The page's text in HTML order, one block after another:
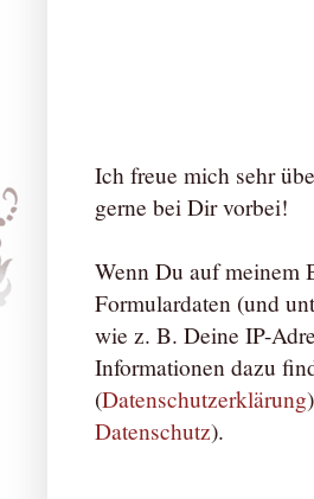
Ich freue mich sehr
gerne bei Dir vorbei!
Wenn Du auf meinem
Formulardaten (und
wie z. B. Deine IP-
Informationen dazu
(Datenschutzerklärung
Datenschutz).